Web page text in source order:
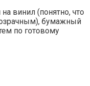
винил (понятно, что
бумажный
по готовому